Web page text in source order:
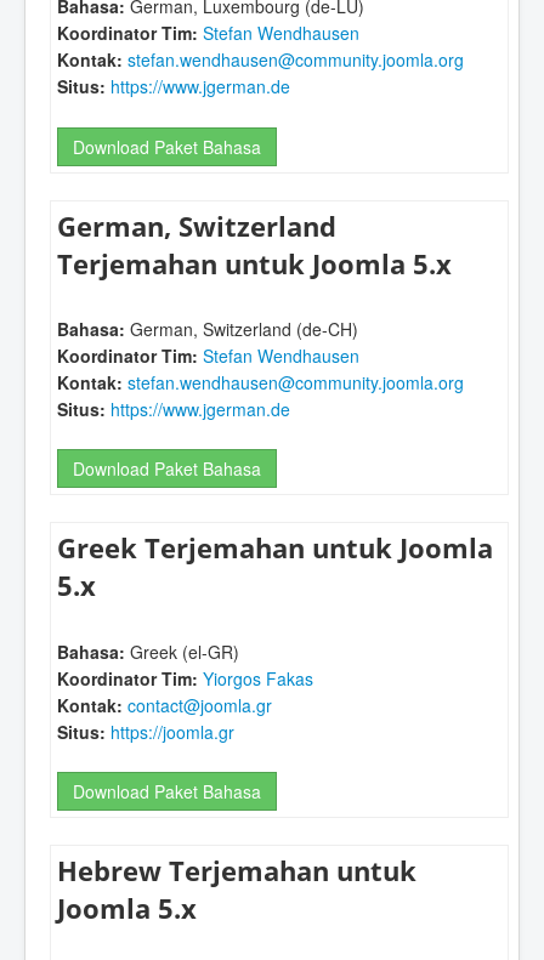
Bahasa: German, Luxembourg (de-LU)
Koordinator Tim: Stefan Wendhausen
Kontak: stefan.wendhausen@community.joomla.org
Situs: https://www.jgerman.de
Download Paket Bahasa
German, Switzerland
Terjemahan untuk Joomla 5.x
Bahasa: German, Switzerland (de-CH)
Koordinator Tim: Stefan Wendhausen
Kontak: stefan.wendhausen@community.joomla.org
Situs: https://www.jgerman.de
Download Paket Bahasa
Greek Terjemahan untuk Joomla
5.x
Bahasa: Greek (el-GR)
Koordinator Tim: Yiorgos Fakas
Kontak: contact@joomla.gr
Situs: https://joomla.gr
Download Paket Bahasa
Hebrew Terjemahan untuk
Joomla 5.x